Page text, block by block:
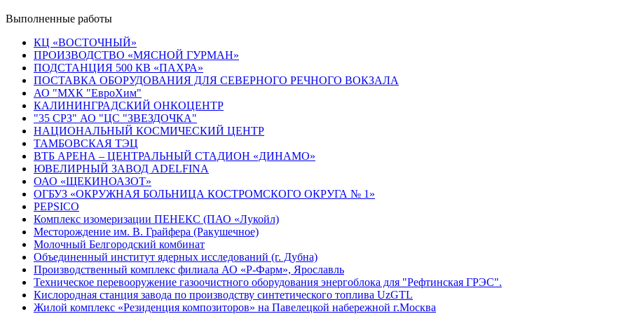
Выполненные работы
КЦ «ВОСТОЧНЫЙ»
ПРОИЗВОДСТВО «МЯСНОЙ ГУРМАН»
ПОДСТАНЦИЯ 500 КВ «ПАХРА»
ПОСТАВКА ОБОРУДОВАНИЯ ДЛЯ СЕВЕРНОГО РЕЧНОГО ВОКЗАЛА
АО "МХК "ЕвроХим"
КАЛИНИНГРАДСКИЙ ОНКОЦЕНТР
"35 СРЗ" АО "ЦС "ЗВЕЗДОЧКА"
НАЦИОНАЛЬНЫЙ КОСМИЧЕСКИЙ ЦЕНТР
ТАМБОВСКАЯ ТЭЦ
ВТБ АРЕНА – ЦЕНТРАЛЬНЫЙ СТАДИОН «ДИНАМО»
ЮВЕЛИРНЫЙ ЗАВОД ADELFINA
ОАО «ЩЕКИНОАЗОТ»
ОГБУЗ «ОКРУЖНАЯ БОЛЬНИЦА КОСТРОМСКОГО ОКРУГА № 1»
PEPSICO
Комплекс изомеризации ПЕНЕКС (ПАО «Лукойл)
Месторождение им. В. Грайфера (Ракушечное)
Молочный Белгородский комбинат
Объединенный институт ядерных исследований (г. Дубна)
Производственный комплекс филиала АО «Р-Фарм», Ярославль
Техническое перевооружение газоочистного оборудования энергоблока для "Рефтинская ГРЭС".
Кислородная станция завода по производству синтетического топлива UzGTL
Жилой комплекс «Резиденция композиторов» на Павелецкой набережной г.Москва